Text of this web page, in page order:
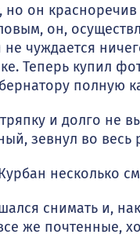
он красноречив
он,
не чуждается
Теперь купил
полную
и долго не
зевнул во
несколько
снимать и,
же почтенные,